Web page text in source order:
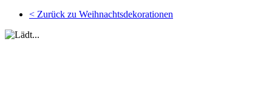
< Zurück zu Weihnachtsdekorationen